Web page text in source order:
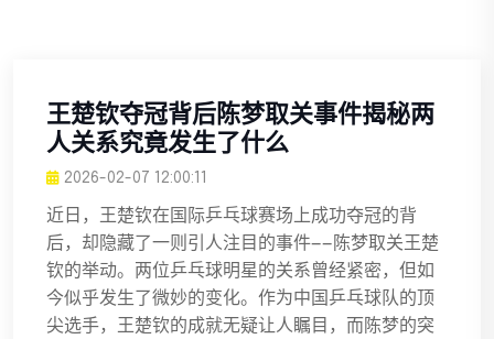
王楚钦夺冠背后陈梦取关事件揭秘两
人关系究竟发生了什么
2026-02-07 12:00:11
近日，王楚钦在国际乒乓球赛场上成功夺冠的背
后，却隐藏了一则引人注目的事件——陈梦取关王楚
钦的举动。两位乒乓球明星的关系曾经紧密，但如
今似乎发生了微妙的变化。作为中国乒乓球队的顶
尖选手，王楚钦的成就无疑让人瞩目，而陈梦的突